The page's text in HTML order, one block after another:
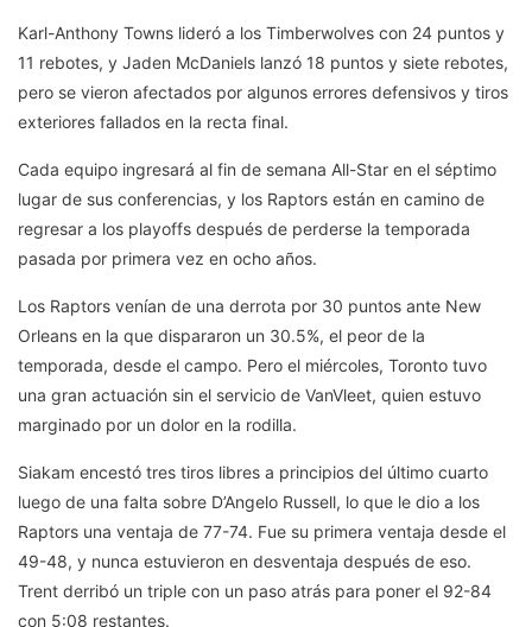
Karl-Anthony Towns lideró a los Timberwolves con 24 puntos y
11 rebotes, y Jaden McDaniels lanzó 18 puntos y siete rebotes,
pero se vieron afectados por algunos errores defensivos y tiros
exteriores fallados en la recta final.
Cada equipo ingresará al fin de semana All-Star en el séptimo
lugar de sus conferencias, y los Raptors están en camino de
regresar a los playoffs después de perderse la temporada
pasada por primera vez en ocho años.
Los Raptors venían de una derrota por 30 puntos ante New
Orleans en la que dispararon un 30.5%, el peor de la
temporada, desde el campo. Pero el miércoles, Toronto tuvo
una gran actuación sin el servicio de VanVleet, quien estuvo
marginado por un dolor en la rodilla.
Siakam encestó tres tiros libres a principios del último cuarto
luego de una falta sobre D’Angelo Russell, lo que le dio a los
Raptors una ventaja de 77-74. Fue su primera ventaja desde el
49-48, y nunca estuvieron en desventaja después de eso.
Trent derribó un triple con un paso atrás para poner el 92-84
con 5:08 restantes.